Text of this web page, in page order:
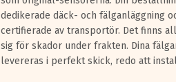
dedikerade däck- och fälganläggning
certifierade av transportör. Det finns
sig för skador under frakten. Dina
levereras i perfekt skick, redo att